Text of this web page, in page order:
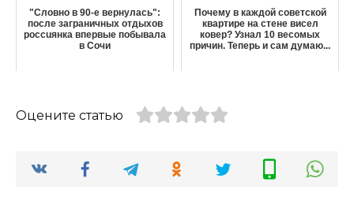
"Словно в 90-е вернулась":
после заграничных отдыхов
россuянка впервые побывала
в Сочи
Почему в каждой советской
квартире на стене висел
ковер? Узнал 10 весомых
причин. Теперь и сам думаю...
Оцените статью